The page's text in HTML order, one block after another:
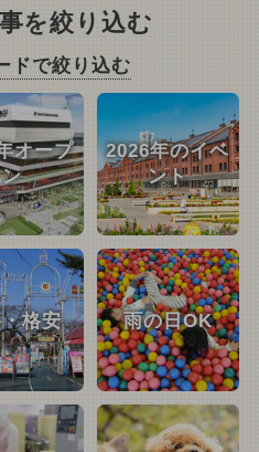
を絞り込む
ドで絞り込む
オープ
ン
2026年のイベ
ント
格安 雨の日OK